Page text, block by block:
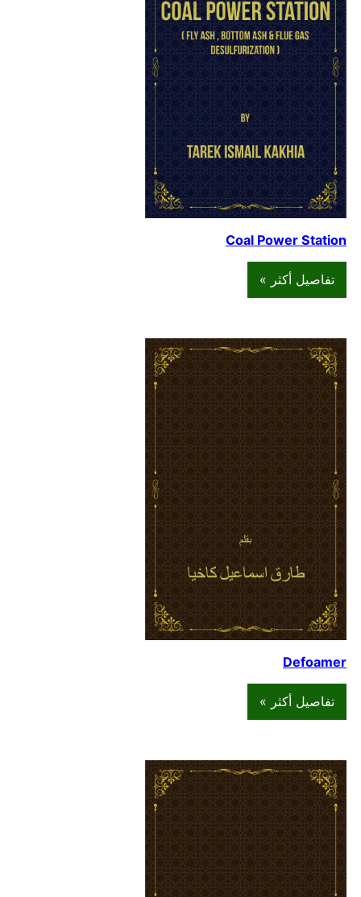
Coal Power Station
تفاصيل أكثر »
Defoamer
تفاصيل أكثر »